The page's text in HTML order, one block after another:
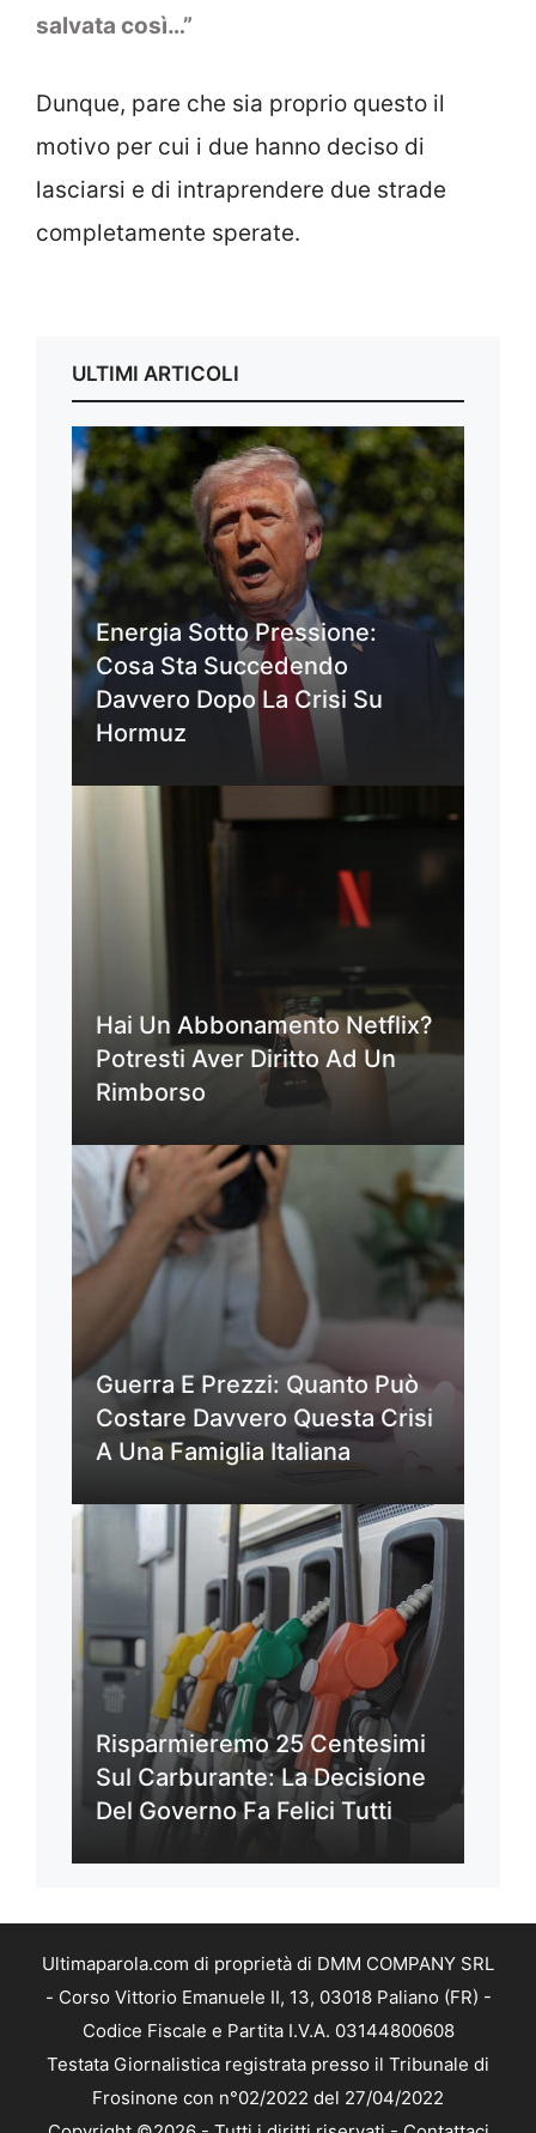
salvata così…”
Dunque, pare che sia proprio questo il
motivo per cui i due hanno deciso di
lasciarsi e di intraprendere due strade
completamente sperate.
ULTIMI ARTICOLI
Energia Sotto Pressione:
Cosa Sta Succedendo
Davvero Dopo La Crisi Su
Hormuz
Hai Un Abbonamento Netflix?
Potresti Aver Diritto Ad Un
Rimborso
Guerra E Prezzi: Quanto Può
Costare Davvero Questa Crisi
A Una Famiglia Italiana
Risparmieremo 25 Centesimi
Sul Carburante: La Decisione
Del Governo Fa Felici Tutti
Ultimaparola.com di proprietà di DMM COMPANY SRL
- Corso Vittorio Emanuele II, 13, 03018 Paliano (FR) -
Codice Fiscale e Partita I.V.A. 03144800608
Testata Giornalistica registrata presso il Tribunale di
Frosinone con n°02/2022 del 27/04/2022